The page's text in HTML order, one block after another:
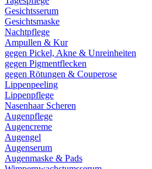
Gesichtsserum
Gesichtsmaske
Nachtpflege
Ampullen & Kur
gegen Pickel, Akne & Unreinheiten
gegen Pigmentflecken
gegen Rötungen & Couperose
Lippenpeeling
Lippenpflege
Nasenhaar Scheren
Augenpflege
Augencreme
Augengel
Augenserum
Augenmaske & Pads